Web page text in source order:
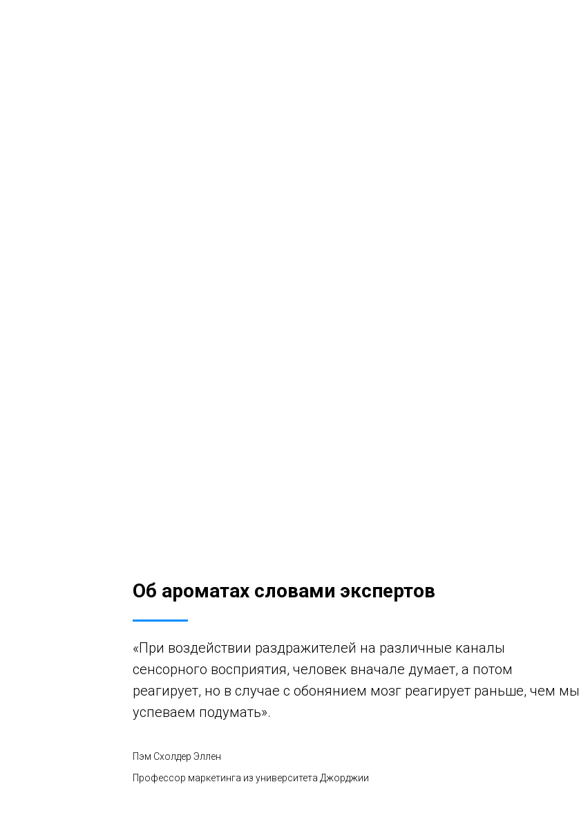
Об ароматах словами экспертов
«При воздействии раздражителей на различные каналы
сенсорного восприятия, человек вначале думает, а потом
реагирует, но в случае с обонянием мозг реагирует раньше, чем мы
успеваем подумать».
Пэм Схолдер Эллен
Профессор маркетинга из университета Джорджии